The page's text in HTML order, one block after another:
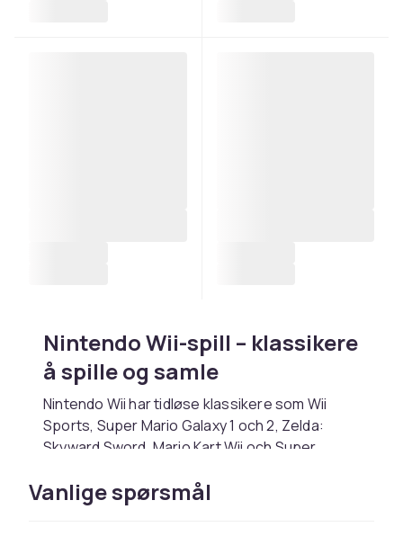
Nintendo Wii-spill – klassikere
å spille og samle
Nintendo Wii har tidløse klassikere som Wii
Sports, Super Mario Galaxy 1 och 2, Zelda:
Skyward Sword, Mario Kart Wii och Super
mest verdifulle for samlere.
Vanlige spørsmål